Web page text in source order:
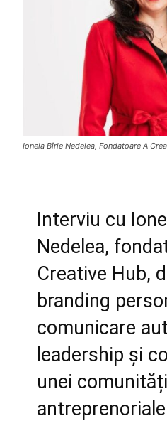
Ionela Bîrle Nedelea, Fondatoare A
Interviu cu
Nedelea,
Creative Hub,
branding
comunicare
leadership și
unei comunități